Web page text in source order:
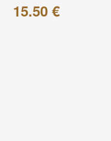
15.50 €